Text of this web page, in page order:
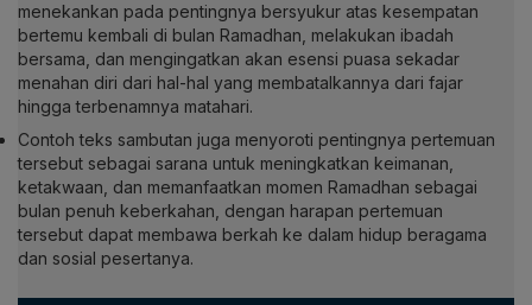
menekankan pada pentingnya bersyukur atas kesempatan
bertemu kembali di bulan Ramadhan, melakukan ibadah
bersama, dan mengingatkan akan esensi puasa sekadar
menahan diri dari hal-hal yang membatalkannya dari fajar
hingga terbenamnya matahari.
Contoh teks sambutan juga menyoroti pentingnya pertemuan
tersebut sebagai sarana untuk meningkatkan keimanan,
ketakwaan, dan memanfaatkan momen Ramadhan sebagai
bulan penuh keberkahan, dengan harapan pertemuan
tersebut dapat membawa berkah ke dalam hidup beragama
dan sosial pesertanya.